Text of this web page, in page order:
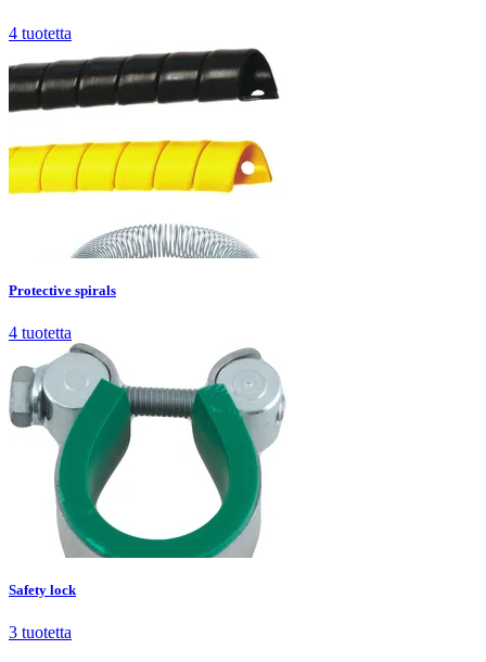
4 tuotetta
Protective spirals4 tuotetta
Protective spirals
4 tuotetta
Safety lock3 tuotetta
Safety lock
3 tuotetta